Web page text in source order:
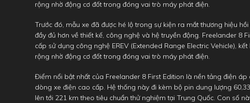
rộng nhờ động cơ đốt trong đóng vai trò máy phát điện.
Trước đó, mẫu xe đã được hé lộ trong sự kiện ra mắt thương hiệu
đầy đủ hơn về thiết kế, công nghệ và hệ truyền động. Freelander 8
cấp sử dụng công nghệ EREV (Extended Range Electric Vehicle),
rộng nhờ động cơ đốt trong đóng vai trò máy phát điện.
Điểm nổi bật nhất của Freelander 8 First Edition là nền tảng điện
dòng xe điện cao cấp. Hệ thống này đi kèm bộ pin dung lượng
lên tới 221 km theo tiêu chuẩn thử nghiệm tại Trung Quốc. Con số